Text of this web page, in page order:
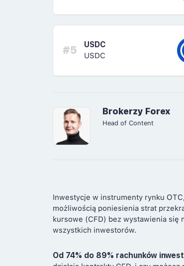
#5
USDC
USDC
Brokerzy Forex
Head of Content
Inwestycje w instrumenty rynku
możliwością poniesienia strat
kursowe (CFD) bez wystawienia się
wszystkich inwestorów.
Od 74% do 89% rachunków